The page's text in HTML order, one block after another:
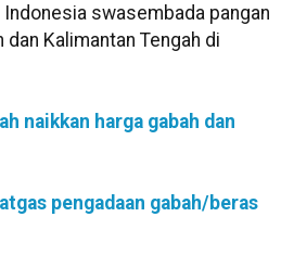
swasembada pangan
Kalimantan Tengah di
naikkan harga gabah dan
pengadaan gabah/beras